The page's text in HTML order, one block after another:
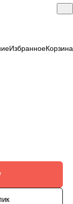
ИзбранноеКорзина